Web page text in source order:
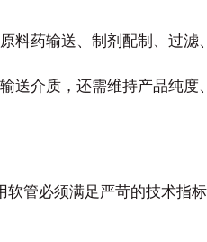
料药输送、制剂配制、过滤
送介质，还需维持产品纯
管必须满足严苛的技术指标